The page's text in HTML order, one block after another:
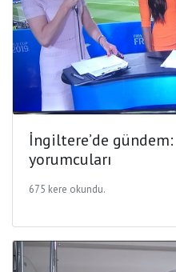
İngiltere’de
yorumcuları
675 kere okundu.